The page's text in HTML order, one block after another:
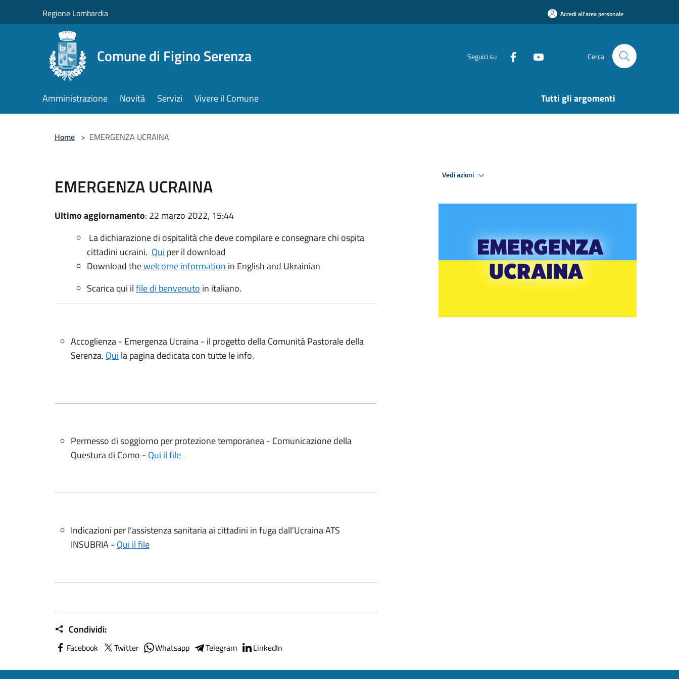
Regione Lombardia Accedi all'area personale
Comune di Figino Serenza Seguici su Cerca
Amministrazione Novità Servizi Vivere il Comune Tutti gli argomenti
Home > EMERGENZA UCRAINA
EMERGENZA UCRAINA
Ultimo aggiornamento: 22 marzo 2022, 15:44
La dichiarazione di ospitalità che deve compilare e consegnare chi ospita
cittadini ucraini. Qui per il download
Download thewelcome information in English and Ukrainian
Scarica qui ilfile di benvenuto in italiano.
Accoglienza - Emergenza Ucraina - il progetto della Comunità Pastorale della
Serenza. Qui la pagina dedicata con tutte le info.
Permesso di soggiorno per protezione temporanea - Comunicazione della
Questura di Como - Qui il file
Indicazioni per l’assistenza sanitaria ai cittadini in fuga dall’Ucraina ATS
INSUBRIA - Qui il file
Condividi:
Facebook Twitter Whatsapp Telegram LinkedIn
Vedi azioni